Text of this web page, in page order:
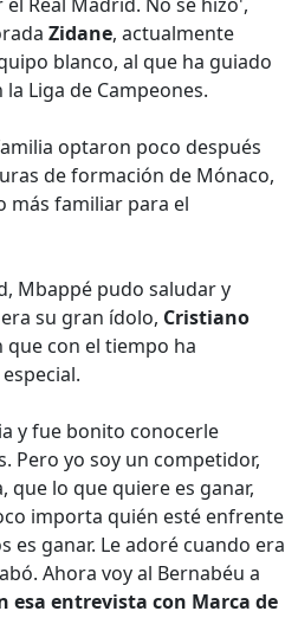
Zidane, actualmente
blanco, al que ha guiado
Liga de Campeones.
optaron poco después
de formación de Mónaco,
más familiar para el
Mbappé pudo saludar y
su gran ídolo, Cristiano
que con el tiempo ha
y fue bonito conocerle
Pero yo soy un competidor,
que lo que quiere es ganar,
importa quién esté enfrente
es ganar. Le adoré cuando era
Ahora voy al Bernabéu a
esa entrevista con Marca de